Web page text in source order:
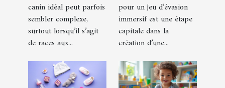
et un berger
américain
miniature
canin idéal peut parfois
sembler complexe,
surtout lorsqu’il s’agit
de races aux...
prochain jeu
d'évasion
immersif
pour un jeu d’évasion
immersif est une étape
capitale dans la
création d’une...